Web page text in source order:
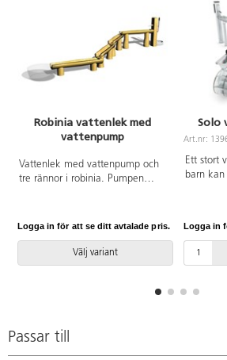
Robinia vattenlek med
vattenpump
Vattenlek med vattenpump och
tre rännor i robinia. Pumpen
Från 1 år. Areal 368x97 cm.
Logga in för att se ditt avtalade pris.
Välj variant
Solo
Art.nr:
Ett stort
barn kan
vassa
Logga in
Passar till